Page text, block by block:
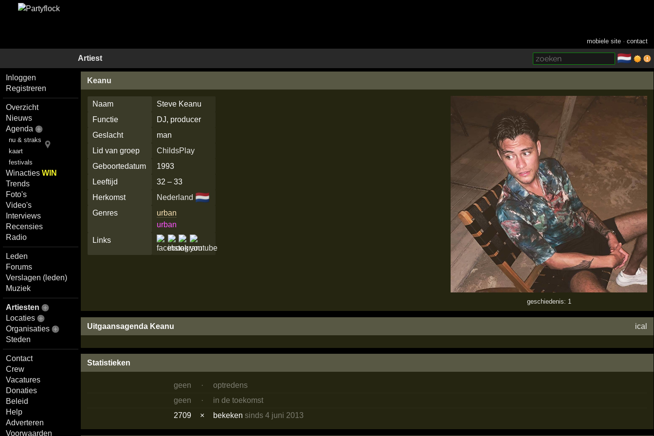
mobiele site ·contact
Artiest 🇳🇱
Inloggen
Registreren
Overzicht
Nieuws
Agenda
nu & straks
kaart
festivals
WinactiesWIN
Trends
Foto's
Video's
Interviews
Recensies
Radio
Leden
Forums
Verslagen (leden)
Muziek
Artiesten
Locaties
Organisaties
Steden
Contact
Crew
Vacatures
Donaties
Beleid
Help
Adverteren
Voorwaarden
Keanu
geschiedenis: 1
Naam
Steve Keanu
Functie
DJ, producer
Geslacht
man
Lid van groep
ChildsPlay
Geboortedatum
1993
Leeftijd
32 – 33
Herkomst
Nederland 🇳🇱
Genres
urban
urban
Links
Uitgaansagenda Keanu ical
Statistieken
geen ·
optredens
geen
·
in de toekomst
2709
× bekekensinds 4 juni 2013